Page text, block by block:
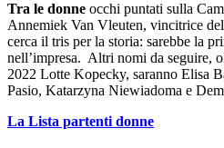
Tra le donne occhi puntati sulla
Annemiek Van Vleuten, vincitrice
cerca il tris per la storia: sarebbe la
nell’impresa. Altri nomi da seguire,
2022 Lotte Kopecky, saranno Elisa
Pasio, Katarzyna Niewiadoma e
La Lista partenti donne